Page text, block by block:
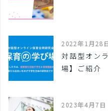
2022年1月28
対話型オン
場】ご紹介
2023年4月7日